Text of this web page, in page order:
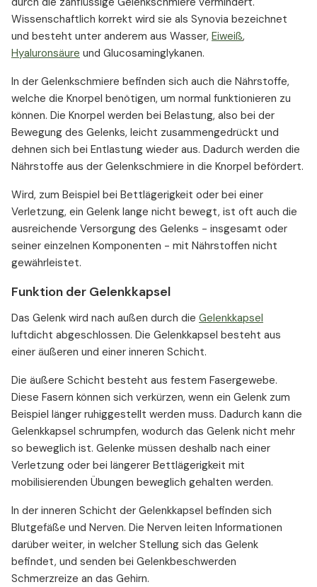
Wissenschaftlich korrekt wird sie als Synovia bezeichnet
und besteht unter anderem aus Wasser, Eiweiß,
Hyaluronsäure und Glucosaminglykanen.
In der Gelenkschmiere befinden sich auch die Nährstoffe,
welche die Knorpel benötigen, um normal funktionieren zu
können. Die Knorpel werden bei Belastung, also bei der
Bewegung des Gelenks, leicht zusammengedrückt und
dehnen sich bei Entlastung wieder aus. Dadurch werden die
Nährstoffe aus der Gelenkschmiere in die Knorpel befördert.
Wird, zum Beispiel bei Bettlägerigkeit oder bei einer
Verletzung, ein Gelenk lange nicht bewegt, ist oft auch die
ausreichende Versorgung des Gelenks - insgesamt oder
seiner einzelnen Komponenten - mit Nährstoffen nicht
gewährleistet.
Funktion der Gelenkkapsel
Das Gelenk wird nach außen durch die Gelenkkapsel
luftdicht abgeschlossen. Die Gelenkkapsel besteht aus
einer äußeren und einer inneren Schicht.
Die äußere Schicht besteht aus festem Fasergewebe.
Diese Fasern können sich verkürzen, wenn ein Gelenk zum
Beispiel länger ruhiggestellt werden muss. Dadurch kann die
Gelenkkapsel schrumpfen, wodurch das Gelenk nicht mehr
so beweglich ist. Gelenke müssen deshalb nach einer
Verletzung oder bei längerer Bettlägerigkeit mit
mobilisierenden Übungen beweglich gehalten werden.
In der inneren Schicht der Gelenkkapsel befinden sich
Blutgefäße und Nerven. Die Nerven leiten Informationen
darüber weiter, in welcher Stellung sich das Gelenk
befindet, und senden bei Gelenkbeschwerden
Schmerzreize an das Gehirn.